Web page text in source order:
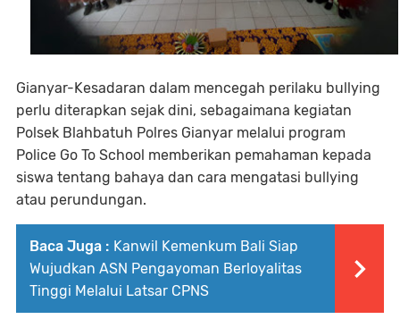
Gianyar-Kesadaran dalam mencegah perilaku bullying
perlu diterapkan sejak dini, sebagaimana kegiatan
Polsek Blahbatuh Polres Gianyar melalui program
Police Go To School memberikan pemahaman kepada
siswa tentang bahaya dan cara mengatasi bullying
atau perundungan.
Baca Juga : Kanwil Kemenkum Bali Siap
Wujudkan ASN Pengayoman Berloyalitas
Tinggi Melalui Latsar CPNS